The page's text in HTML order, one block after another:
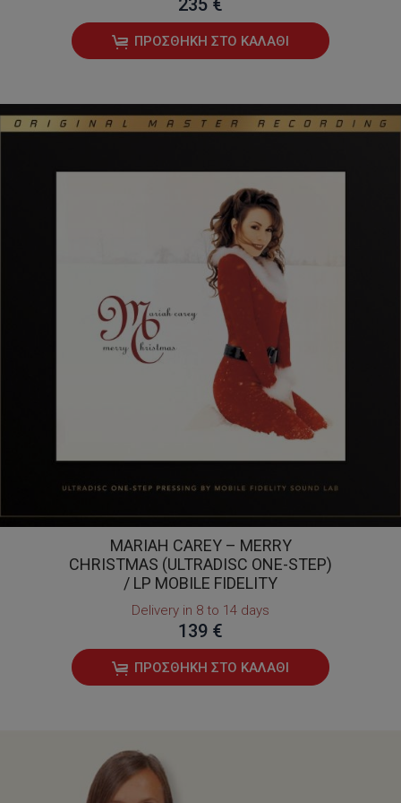
235 €
ΠΡΟΣΘΉΚΗ ΣΤΟ ΚΑΛΆΘΙ
MARIAH CAREY – MERRY
CHRISTMAS (ULTRADISC ONE-STEP)
/ LP MOBILE FIDELITY
Delivery in 8 to 14 days
139 €
ΠΡΟΣΘΉΚΗ ΣΤΟ ΚΑΛΆΘΙ